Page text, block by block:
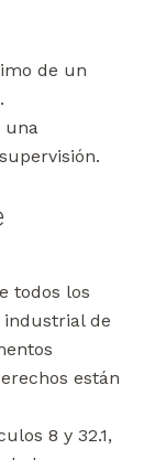
de un
una
todos los
de
están
8 y 32.1,